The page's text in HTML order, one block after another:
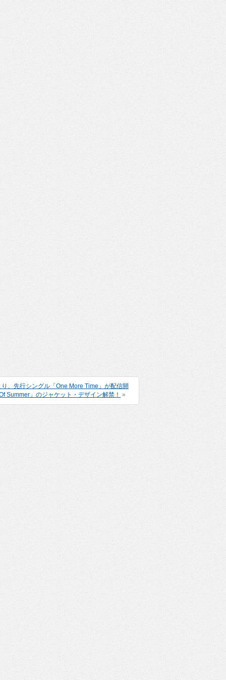
、先行シングル「One More Time」が配信開
Summer」のジャケット・デザイン解禁！ »